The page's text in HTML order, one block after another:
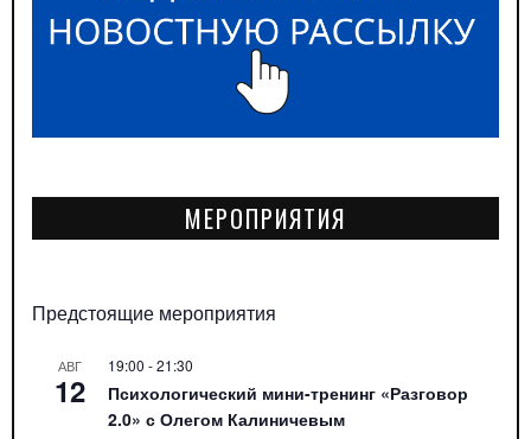
МЕРОПРИЯТИЯ
Предстоящие мероприятия
АВГ
12
19:00 -21:30
Психологический мини-тренинг «Разговор
2.0» с Олегом Калиничевым